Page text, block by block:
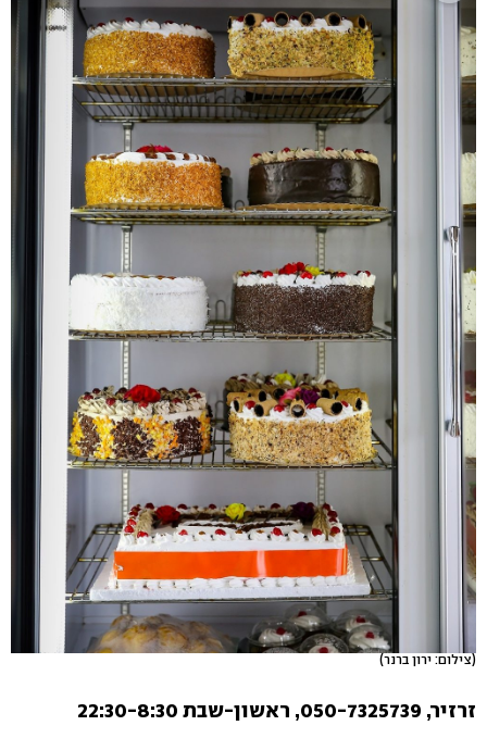
(צילום: ירון ברנר)
זרזיר, 050-7325739, ראשון-שבת 22:30-8:30